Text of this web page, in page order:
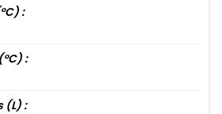
:
:
(L) :